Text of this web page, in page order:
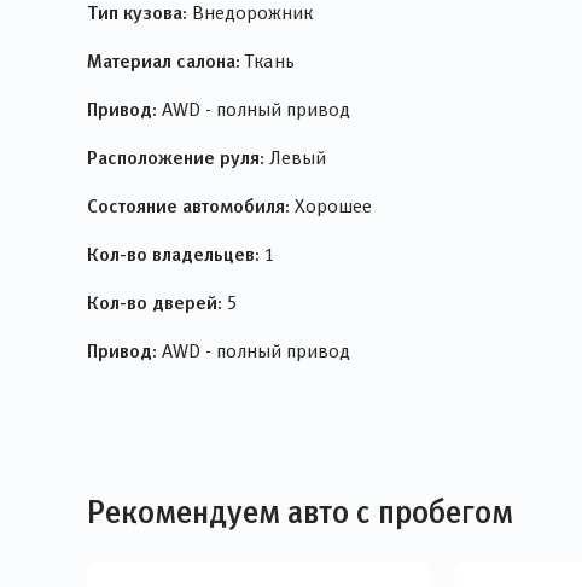
Тип кузова: Внедорожник
Материал салона: Ткань
Привод: AWD - полный привод
Расположение руля: Левый
Состояние автомобиля: Хорошее
Кол-во владельцев: 1
Кол-во дверей: 5
Привод: AWD - полный привод
Рекомендуем авто с пробегом